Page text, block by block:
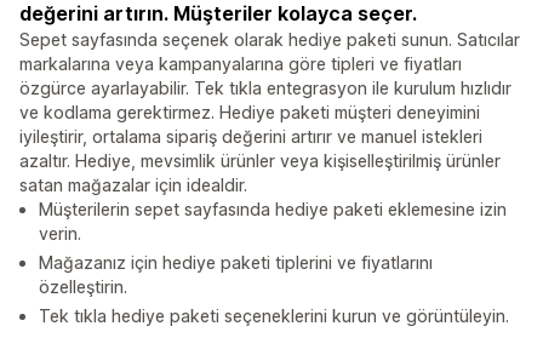
değerini artırın. Müşteriler kolayca seçer.
Sepet sayfasında seçenek olarak hediye paketi sunun. Satıcılar
markalarına veya kampanyalarına göre tipleri ve fiyatları
özgürce ayarlayabilir. Tek tıkla entegrasyon ile kurulum hızlıdır
ve kodlama gerektirmez. Hediye paketi müşteri deneyimini
iyileştirir, ortalama sipariş değerini artırır ve manuel istekleri
azaltır. Hediye, mevsimlik ürünler veya kişiselleştirilmiş ürünler
satan mağazalar için idealdir.
Müşterilerin sepet sayfasında hediye paketi eklemesine izin
verin.
Mağazanız için hediye paketi tiplerini ve fiyatlarını
özelleştirin.
Tek tıkla hediye paketi seçeneklerini kurun ve görüntüleyin.